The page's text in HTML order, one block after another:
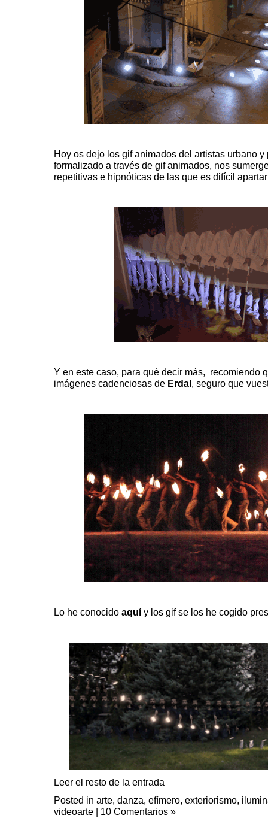
Hoy os dejo los gif animados del artistas urbano
formalizado a través de gif animados, nos
repetitivas e hipnóticas de las que es difícil
Y en este caso, para qué decir más, recomiendo
imágenes cadenciosas de Erdal, seguro que
Lo he conocido aquí y los gif se los he cogido
Leer el resto de la entrada
Posted in arte, danza, efímero, exteriorismo,
videoarte | 10 Comentarios »